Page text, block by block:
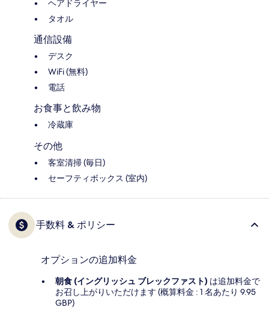
ヘアドライヤー
タオル
通信設備
デスク
WiFi (無料)
電話
お食事と飲み物
冷蔵庫
その他
客室清掃 (毎日)
セーフティボックス (室内)
手数料 & ポリシー
オプションの追加料金
朝食 (イングリッシュ ブレックファスト) は追加料金で
お召し上がりいただけます (概算料金 : 1 名あたり 9.95
GBP)